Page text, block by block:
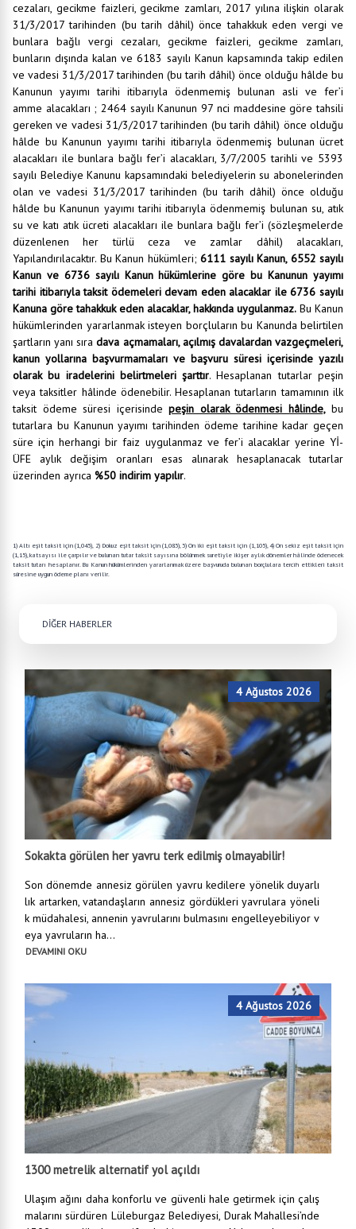
cezaları, gecikme faizleri, gecikme zamları, 2017 yılına ilişkin olarak
31/3/2017 tarihinden (bu tarih dâhil) önce tahakkuk eden vergi ve
bunlara bağlı vergi cezaları, gecikme faizleri, gecikme zamları,
bunların dışında kalan ve 6183 sayılı Kanun kapsamında takip edilen
ve vadesi 31/3/2017 tarihinden (bu tarih dâhil) önce olduğu hâlde bu
Kanunun yayımı tarihi itibarıyla ödenmemiş bulunan asli ve fer’i
amme alacakları ; 2464 sayılı Kanunun 97 nci maddesine göre tahsili
gereken ve vadesi 31/3/2017 tarihinden (bu tarih dâhil) önce olduğu
hâlde bu Kanunun yayımı tarihi itibarıyla ödenmemiş bulunan ücret
alacakları ile bunlara bağlı fer’i alacakları, 3/7/2005 tarihli ve 5393
sayılı Belediye Kanunu kapsamındaki belediyelerin su abonelerinden
olan ve vadesi 31/3/2017 tarihinden (bu tarih dâhil) önce olduğu
hâlde bu Kanunun yayımı tarihi itibarıyla ödenmemiş bulunan su, atık
su ve katı atık ücreti alacakları ile bunlara bağlı fer’i (sözleşmelerde
düzenlenen her türlü ceza ve zamlar dâhil) alacakları,
Yapılandırılacaktır. Bu Kanun hükümleri; 6111 sayılı Kanun, 6552 sayılı
Kanun ve 6736 sayılı Kanun hükümlerine göre bu Kanunun yayımı
tarihi itibarıyla taksit ödemeleri devam eden alacaklar ile 6736 sayılı
Kanuna göre tahakkuk eden alacaklar, hakkında uygulanmaz. Bu Kanun
hükümlerinden yararlanmak isteyen borçluların bu Kanunda belirtilen
şartların yanı sıradava açmamaları, açılmış davalardan vazgeçmeleri,
kanun yollarına başvurmamaları ve başvuru süresi içerisinde yazılı
olarak bu iradelerini belirtmeleri şarttır. Hesaplanan tutarlar peşin
veya taksitler hâlinde ödenebilir. Hesaplanan tutarların tamamının ilk
taksit ödeme süresi içerisinde peşin olarak ödenmesi hâlinde,bu
tutarlara bu Kanunun yayımı tarihinden ödeme tarihine kadar geçen
süre için herhangi bir faiz uygulanmaz ve fer’i alacaklar yerine Yİ-
ÜFE aylık değişim oranları esas alınarak hesaplanacak tutarlar
üzerinden ayrıca %50 indirim yapılır.
1) Altı eşit taksit için (1,045), 2) Dokuz eşit taksit için (1,083), 3) On iki eşit taksit için (1,105), 4) On sekiz eşit taksit için
(1,15), katsayısı ile çarpılır ve bulunan tutar taksit sayısına bölünmek suretiyle ikişer aylık dönemler hâlinde ödenecek
taksit tutarı hesaplanır. Bu Kanun hükümlerinden yararlanmak üzere başvuruda bulunan borçlulara tercih ettikleri taksit
süresine uygun ödeme planı verilir.
DİĞER HABERLER
4 Ağustos 2026
Sokakta görülen her yavru terk edilmiş olmayabilir!
Son dönemde annesiz görülen yavru kedilere yönelik duyarlı
lık artarken, vatandaşların annesiz gördükleri yavrulara yöneli
k müdahalesi, annenin yavrularını bulmasını engelleyebiliyor v
eya yavruların ha...
DEVAMINI OKU
4 Ağustos 2026
1300 metrelik alternatif yol açıldı
Ulaşım ağını daha konforlu ve güvenli hale getirmek için çalış
malarını sürdüren Lüleburgaz Belediyesi, Durak Mahallesi’nde